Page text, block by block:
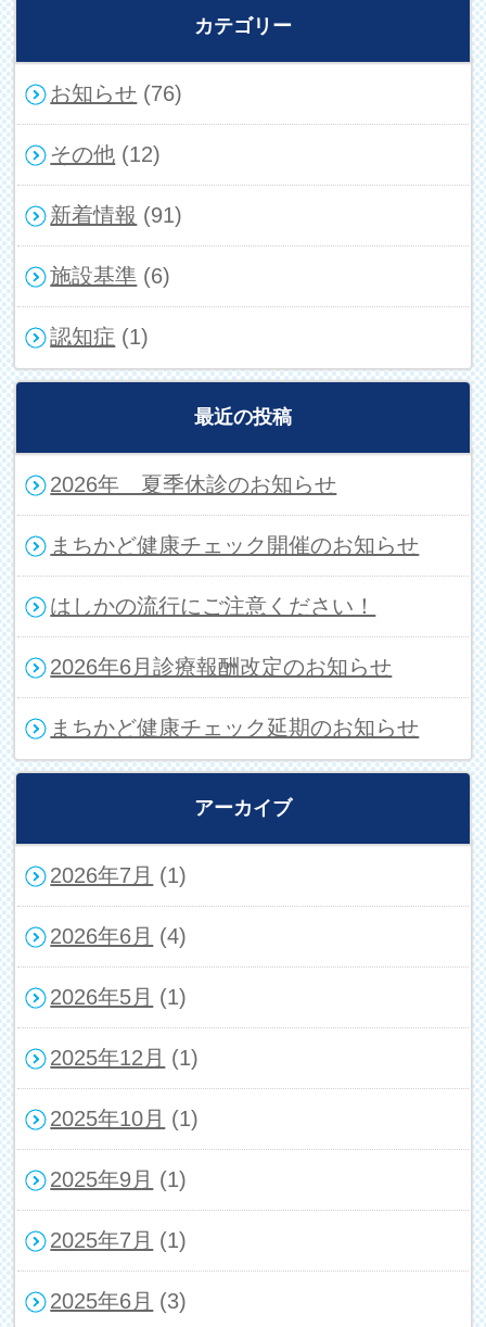
カテゴリー
お知らせ (76)
その他 (12)
新着情報 (91)
施設基準 (6)
認知症 (1)
最近の投稿
2026年 夏季休診のお知らせ
まちかど健康チェック開催のお知らせ
はしかの流行にご注意ください！
2026年6月診療報酬改定のお知らせ
まちかど健康チェック延期のお知らせ
アーカイブ
2026年7月 (1)
2026年6月 (4)
2026年5月 (1)
2025年12月 (1)
2025年10月 (1)
2025年9月 (1)
2025年7月 (1)
2025年6月 (3)